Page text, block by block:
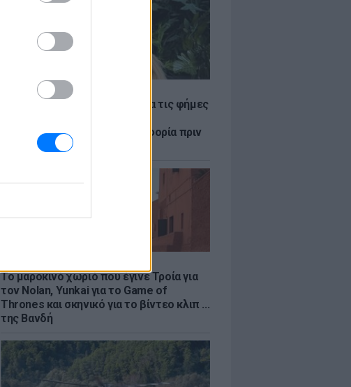
LIFESTYLE
Η Ελένη Βουλγαράκη ξεσπά για τις φήμες
«Διασταυρώστε καμία πληροφορία πριν
εκτοξεύσετε τη βλακεία σας»
Το μαροκινό χωριό που έγινε Τροία για
τον Nolan, Yunkai για το Game of
Thrones και σκηνικό για το βίντεο κλιπ ...
της Βανδή